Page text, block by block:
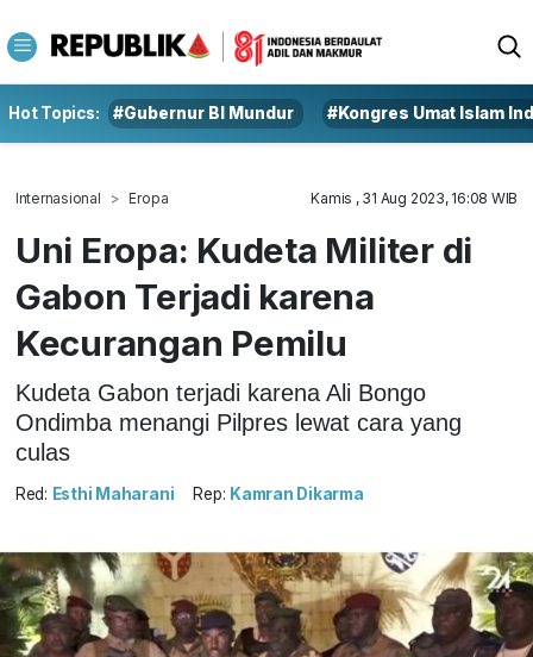
Hot Topics: #Gubernur BI Mundur #Kongres Umat Islam
Internasional Eropa Kamis , 31 Aug 2023, 16:08 WIB
Uni Eropa: Kudeta Militer di
Gabon Terjadi karena
Kecurangan Pemilu
Kudeta Gabon terjadi karena Ali Bongo
Ondimba menangi Pilpres lewat cara yang
culas
Red: Esthi Maharani Rep: Kamran Dikarma